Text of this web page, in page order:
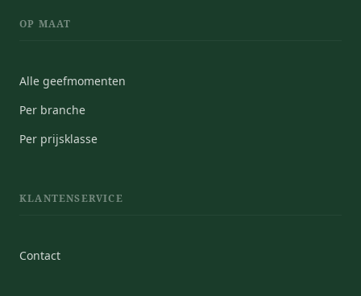
OP MAAT
Alle geefmomenten
Per branche
Per prijsklasse
KLANTENSERVICE
Contact